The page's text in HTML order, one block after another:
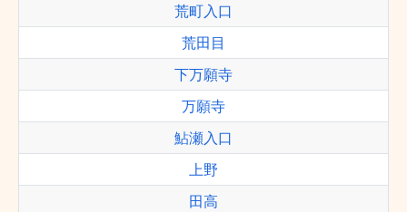
荒町入口
荒田目
下万願寺
万願寺
鮎瀬入口
上野
田高